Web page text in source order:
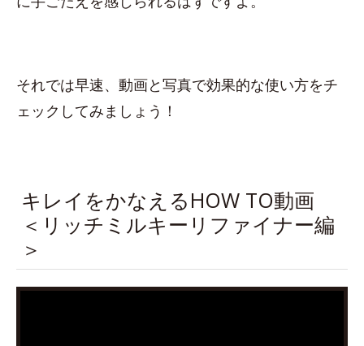
それでは早速、動画と写真で効果的な使い方をチ
ェックしてみましょう！
キレイをかなえるHOW TO動画
＜リッチミルキーリファイナー編
＞